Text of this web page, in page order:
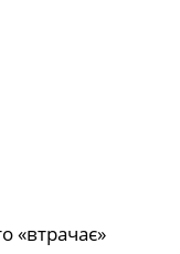
«втрачає»